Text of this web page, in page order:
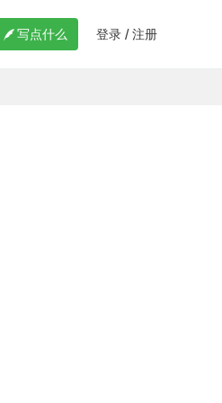
 写点什么 登录 / 注册